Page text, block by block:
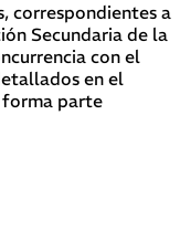
correspondientes a
Secundaria de la
con el
en el
forma parte